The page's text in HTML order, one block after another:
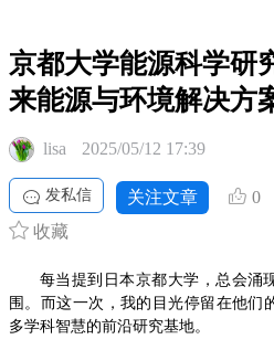
京都大学能源科学研
来能源与环境解决方
lisa 2025/05/12 17:39
发私信 关注文章 0
收藏
每当提到日本京都大学，总会涌
围。而这一次，我的目光停留在他们
多学科智慧的前沿研究基地。